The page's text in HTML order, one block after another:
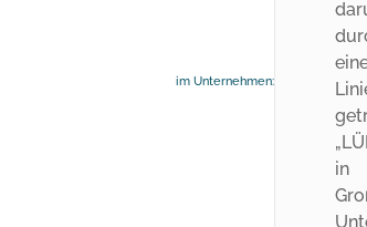
im Unternehmen: